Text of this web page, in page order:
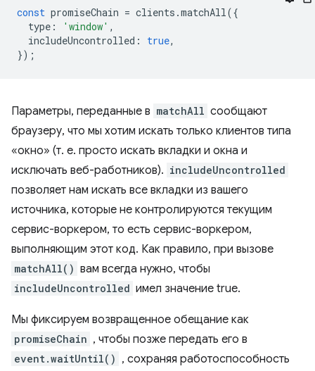
const promiseChain = clients .matchAll({
type : 'window' ,
includeUncontrolled : true,
});
Параметры, переданные в matchAll сообщают
браузеру, что мы хотим искать только клиентов типа
«окно» (т. е. просто искать вкладки и окна и
исключать веб-работников). includeUncontrolled
позволяет нам искать все вкладки из вашего
источника, которые не контролируются текущим
сервис-воркером, то есть сервис-воркером,
выполняющим этот код. Как правило, при вызове
matchAll() вам всегда нужно, чтобы
includeUncontrolled имел значение true.
Мы фиксируем возвращенное обещание как
promiseChain , чтобы позже передать его в
event.waitUntil() , сохраняя работоспособность